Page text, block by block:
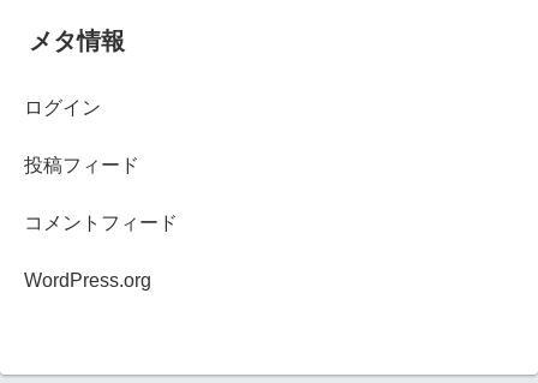
メタ情報
ログイン
投稿フィード
コメントフィード
WordPress.org